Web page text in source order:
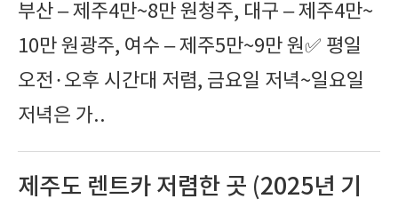
부산 – 제주4만~8만 원청주, 대구 – 제주4만~
10만 원광주, 여수 – 제주5만~9만 원✅ 평일
오전·오후 시간대 저렴, 금요일 저녁~일요일
저녁은 가..
제주도 렌트카 저렴한 곳 (2025년 기